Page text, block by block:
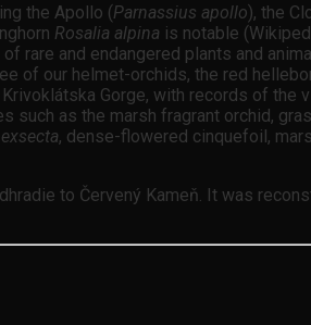
the Apollo (Parnassius apollo), the
Rosalia alpina is notable
rare and endangered plants and
our helmet-orchids, the red
Gorge, with records of
such as the marsh fragrant orchid,
, dense-flowered cinquefoil,
to Červený Kameň. It was